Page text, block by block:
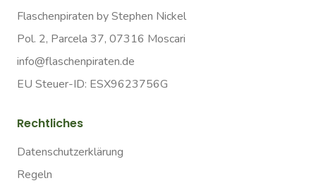
Flaschenpiraten by Stephen Nickel
Pol. 2, Parcela 37, 07316 Moscari
info@flaschenpiraten.de
EU Steuer-ID: ESX9623756G
Rechtliches
Datenschutzerklärung
Regeln